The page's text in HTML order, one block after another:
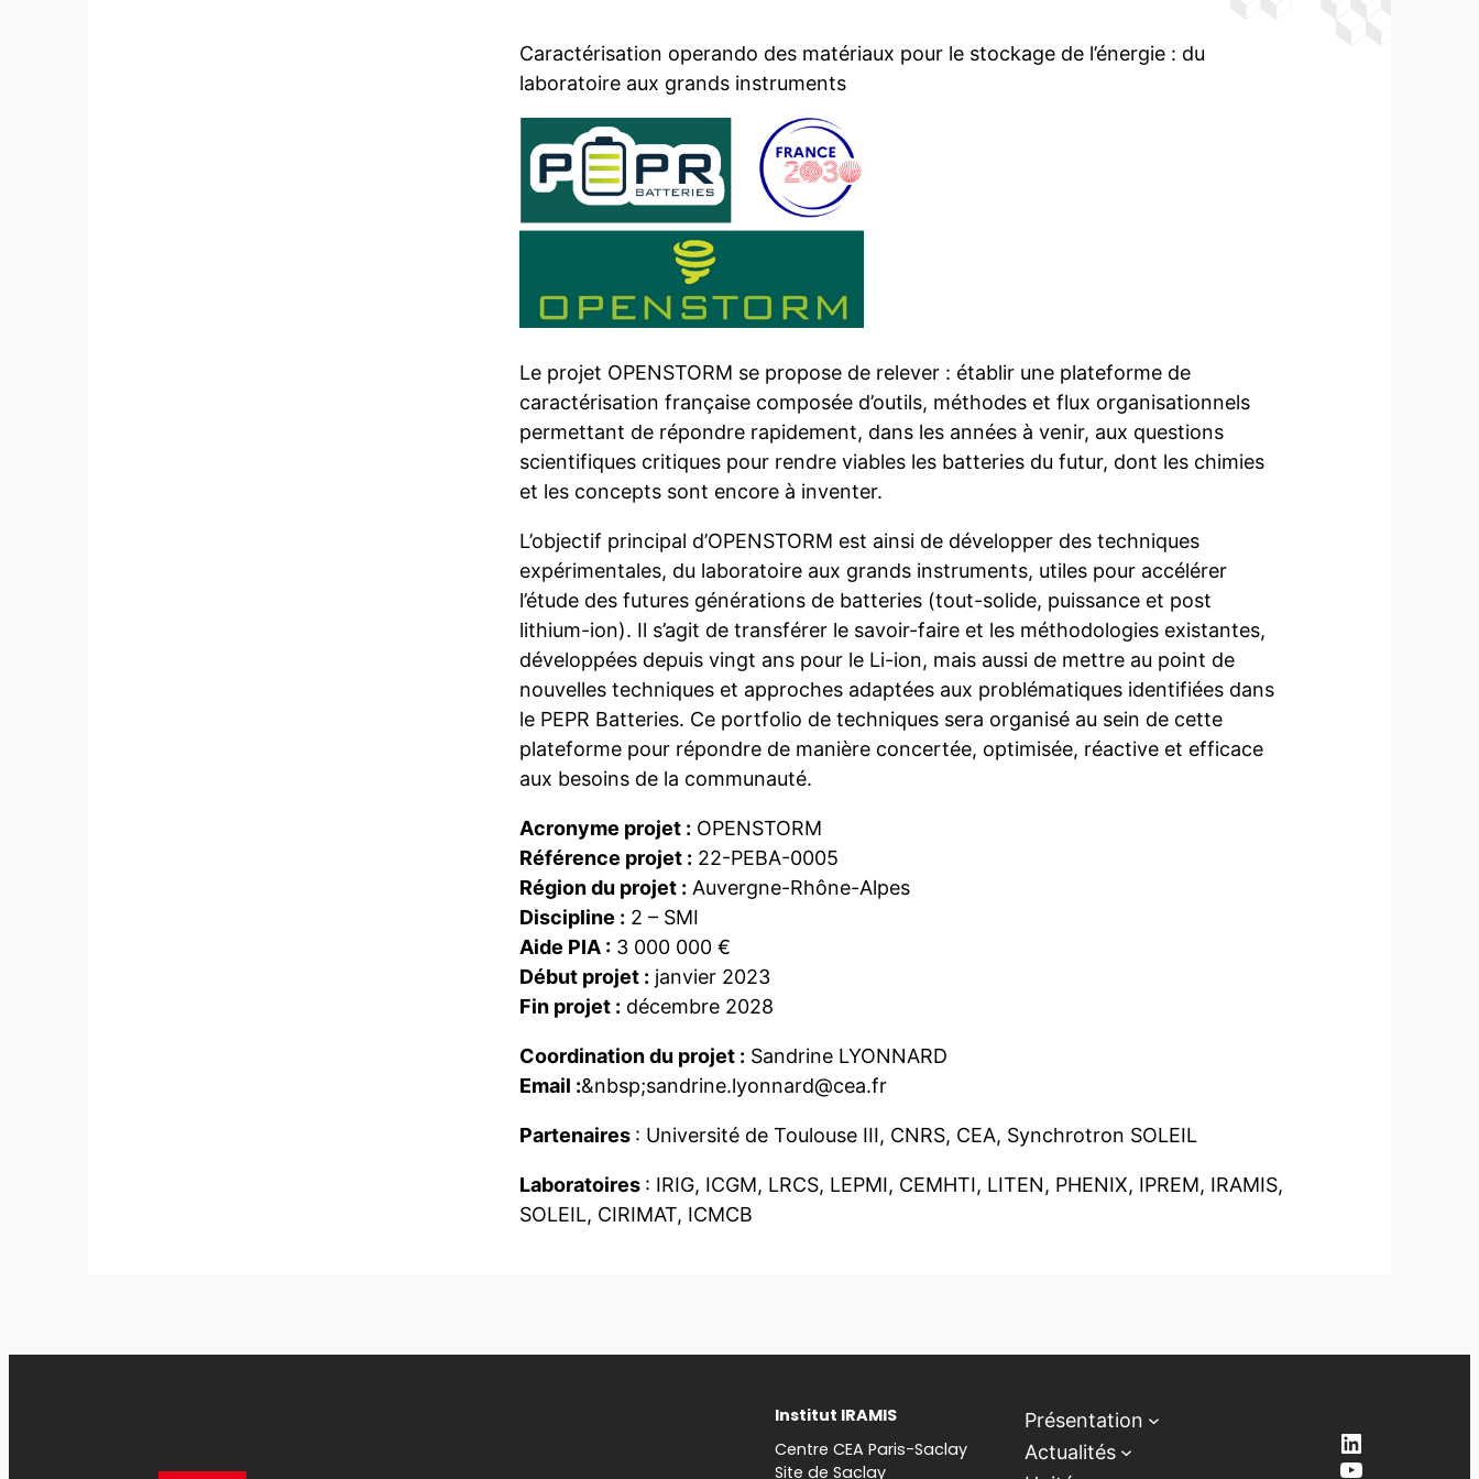
Caractérisation operando des matériaux pour le stockage de l’énergie : du
laboratoire aux grands instruments
Le projet OPENSTORM se propose de relever : établir une plateforme de
caractérisation française composée d’outils, méthodes et flux organisationnels
permettant de répondre rapidement, dans les années à venir, aux questions
scientifiques critiques pour rendre viables les batteries du futur, dont les chimies
et les concepts sont encore à inventer.
L’objectif principal d’OPENSTORM est ainsi de développer des techniques
expérimentales, du laboratoire aux grands instruments, utiles pour accélérer
l’étude des futures générations de batteries (tout-solide, puissance et post
lithium-ion). Il s’agit de transférer le savoir-faire et les méthodologies existantes,
développées depuis vingt ans pour le Li-ion, mais aussi de mettre au point de
nouvelles techniques et approches adaptées aux problématiques identifiées dans
le PEPR Batteries. Ce portfolio de techniques sera organisé au sein de cette
plateforme pour répondre de manière concertée, optimisée, réactive et efficace
aux besoins de la communauté.
Acronyme projet : OPENSTORM
Référence projet : 22-PEBA-0005
Région du projet : Auvergne-Rhône-Alpes
Discipline : 2 – SMI
Aide PIA : 3 000 000 €
Début projet : janvier 2023
Fin projet : décembre 2028
Coordination du projet : Sandrine LYONNARD
Email :&nbsp;sandrine.lyonnard@cea.fr
Partenaires : Université de Toulouse III, CNRS, CEA, Synchrotron SOLEIL
Laboratoires : IRIG, ICGM, LRCS, LEPMI, CEMHTI, LITEN, PHENIX, IPREM, IRAMIS,
SOLEIL, CIRIMAT, ICMCB
Institut IRAMIS
Centre CEA Paris-Saclay
Site de Saclay
Présentation
Actualités
LinkedIn
YouTube